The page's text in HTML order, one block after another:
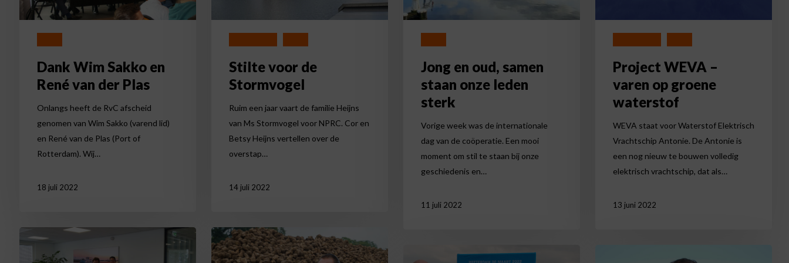
Druk op enter om te zoeken of ESC om te sluiten
der
Dank Wim Sakko en
René van der Plas
Onlangs heeft de RvC afscheid
genomen van Wim Sakko (varend lid)
en René van de Plas (Port of
Rotterdam). Wij…
18 juli 2022
Stilte voor de
Stormvogel
Ruim een jaar vaart de familie Heijns
van Ms Stormvogel voor NPRC. Cor en
Betsy Heijns vertellen over de
overstap…
14 juli 2022
leden
Jong en oud, samen
staan onze leden
sterk
Vorige week was de internationale
dag van de coöperatie. Een mooi
moment om stil te staan bij onze
geschiedenis en…
11 juli 2022
Project WEVA –
varen op groene
waterstof
WEVA staat voor Waterstof Elektrisch
Vrachtschip Antonie. De Antonie is
een nog nieuw te bouwen volledig
elektrisch vrachtschip, dat als…
13 juni 2022
verwelkomt
Groter
volume